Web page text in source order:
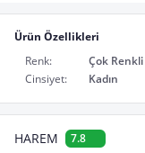
Ürün Özellikleri
Renk:
Çok Renkli
Cinsiyet:
Kadın
HAREM 7.8